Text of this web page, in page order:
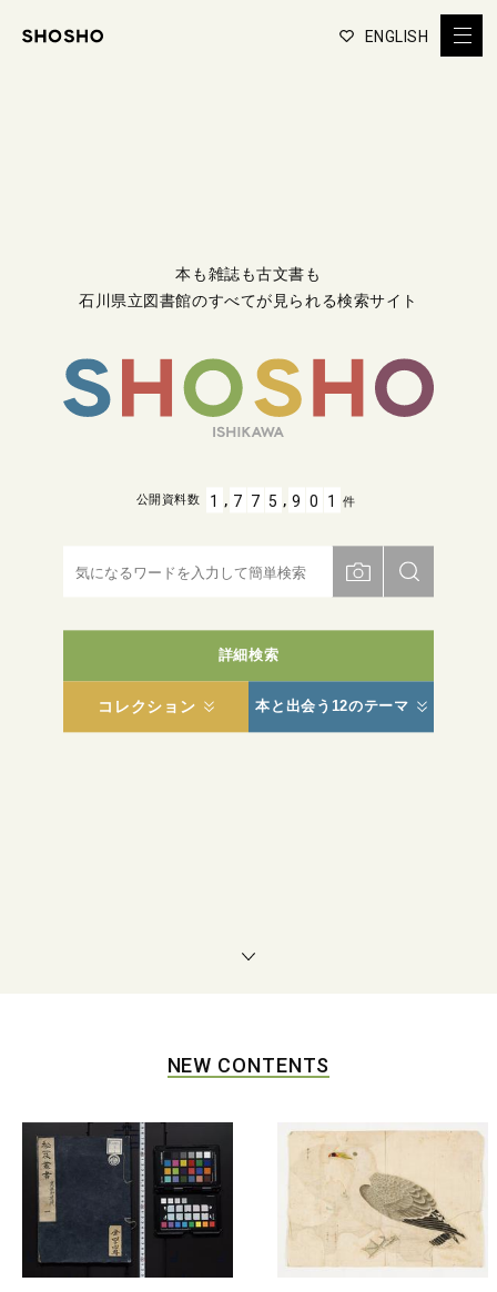
ENGLISH
本も雑誌も古文書も
石川県立図書館のすべてが見られる検索サイト
詳細検索
コレクション 本と出会う12のテーマ
公開資料数 1 , 7 7 5 , 9 0 1 件
NEW CONTENTS